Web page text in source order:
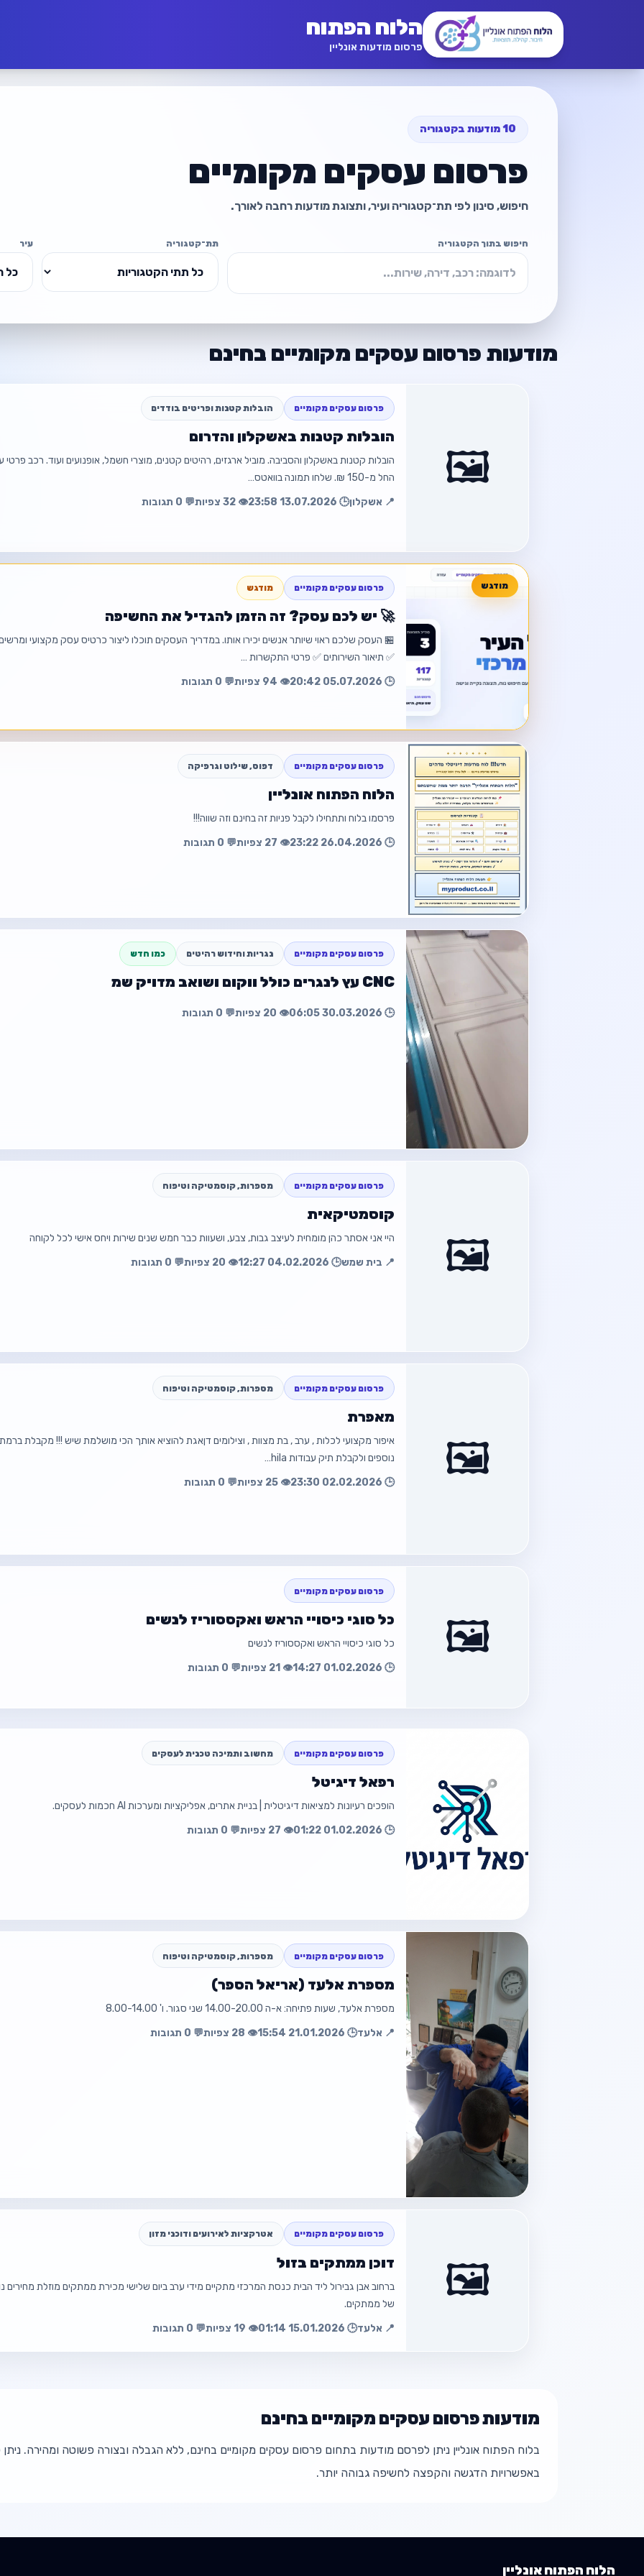
הלוח הפתוח
פרסום מודעות אונליין
10 מודעות בקטגוריה
פרסום עסקים מקומיים
חיפוש, סינון לפי תת־קטגוריה ועיר, ותצוגת מודעות רחבה לאורך.
חיפוש בתוך הקטגוריה תת־קטגוריה עיר
מודעות פרסום עסקים מקומיים בחינם
🖼️
פרסום עסקים מקומיים הובלות קטנות ופריטים בודדים
הובלות קטנות באשקלון והדרום
הובלות קטנות באשקלון והסביבה. מוביל ארגזים, רהיטים קטנים, מוצרי חשמל, אופנועים ועוד. רכב פרטי
החל מ-150 ₪. שלחו תמונה בוואטס…
📍 אשקלון🕒 13.07.2026 23:58 👁️ 32 צפיות 💬 0 תגובות
חזור
💰 ₪150
פרסום עסקים מקומיים מודגש
🚀 יש לכם עסק? זה הזמן להגדיל את החשיפה
🏪 העסק שלכם ראוי שיותר אנשים יכירו אותו. במדריך העסקים תוכלו ליצור כרטיס עסק מקצועי
✅ תיאור השירותים ✅ פרטי התקשרות …
🕒 05.07.2026 20:42
👁️ 94 צפיות 💬 0 תגובות
🚀 יש לכם פרסום עסקים מקומיים דפוס, שילוט וגרפיקה
הלוח הפתוח אונליין
פרסמו בלוח ותתחילו לקבל פניות זה בחינם וזה שווה!!!
🕒 26.04.2026 23:22
👁️ 27 צפיות 💬 0 תגובות
פרטי קשר מלאים בתוך המודעה
חזור למודעה
פרסום עסקים מקומיים נגריות וחידוש רהיטים כמו חדש
CNC עץ לנגרים כולל ווקום ושואב מדויק שמ
🕒 30.03.2026 06:05 👁️ 20 צפיות 💬 0 תגובות
☎️ 0547994382
🖼️
פרסום עסקים מקומיים מספרות, קוסמטיקה וטיפוח
קוסמטיקאית
היי אני אסתר כהן מומחית לעיצב גבות, צבע, ושעוות כבר חמש שנים שירות ויחס אישי לכל לקוחה
📍 בית שמש🕒 04.02.2026 12:27 👁️ 20 צפיות 💬 0 תגובות
חזור למודעה 🖼️
פרסום עסקים מקומיים מספרות, קוסמטיקה וטיפוח
מאפרת
נוספים ולקבלת תיק עבודות hila…
🕒 02.02.2026 23:30
👁️ 25 צפיות 💬 0 תגובות
🖼️
פרסום עסקים מקומיים
כל סוגי כיסויי הראש ואקססוריז לנשים
כל סוגי כיסויי הראש ואקססוריז לנשים
🕒 01.02.2026 14:27
👁️ 21 צפיות 💬 0 תגובות
כל
חזור למודעה
פרסום עסקים מקומיים מחשוב ותמיכה טכנית לעסקים
רפאל דיגיטל
הופכים רעיונות למציאות דיגיטלית | בניית אתרים, אפליקציות ומערכות AI חכמות לעסקים.
🕒 01.02.2026 01:22
👁️ 27 צפיות 💬 0 תגובות
פרסום עסקים מקומיים מספרות, קוסמטיקה וטיפוח
מספרת אלעד (אריאל הספר)
מספרת אלעד, שעות פתיחה: א-ה 14.00-20.00 שני סגור. ו' 8.00-14.00
📍 אלעד🕒 21.01.2026 15:54 👁️ 28 צפיות 💬 0 תגובות
☎️ 0545588043
חזור למודעה 🖼️
פרסום עסקים מקומיים אטרקציות לאירועים ודוכני מזון
דוכן ממתקים בזול
של ממתקים.
📍 אלעד🕒 15.01.2026 01:14 👁️ 19 צפיות 💬 0 תגובות
פרטי קשר מלאים בתוך המודעה
מודעות פרסום עסקים מקומיים בחינם
בלוח הפתוח אונליין ניתן לפרסם מודעות בתחום פרסום עסקים מקומיים בחינם, ללא הגבלה ובצורה פשוטה ומהירה.
באפשרויות הדגשה והקפצה לחשיפה גבוהה יותר.
הלוח הפתוח אונליין